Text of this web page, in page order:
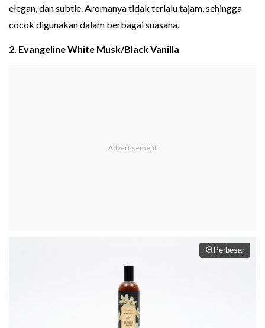
elegan, dan subtle. Aromanya tidak terlalu tajam, sehingga
cocok digunakan dalam berbagai suasana.
2. Evangeline White Musk/Black Vanilla
Perbesar